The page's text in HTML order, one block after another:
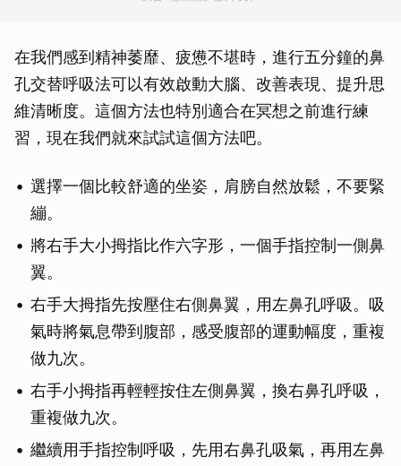
在我們感到精神萎靡、疲憊不堪時，進行五分鐘的鼻
孔交替呼吸法可以有效啟動大腦、改善表現、提升思
維清晰度。這個方法也特別適合在冥想之前進行練
習，現在我們就來試試這個方法吧。
選擇一個比較舒適的坐姿，肩膀自然放鬆，不要緊
繃。
將右手大小拇指比作六字形，一個手指控制一側鼻
翼。
右手大拇指先按壓住右側鼻翼，用左鼻孔呼吸。吸
氣時將氣息帶到腹部，感受腹部的運動幅度，重複
做九次。
右手小拇指再輕輕按住左側鼻翼，換右鼻孔呼吸，
重複做九次。
繼續用手指控制呼吸，先用右鼻孔吸氣，再用左鼻